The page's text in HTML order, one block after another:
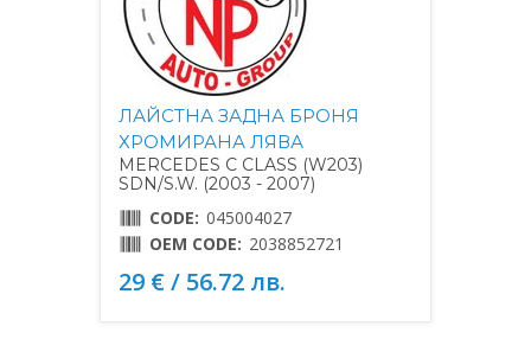
ЛАЙСТНА ЗАДНА БРОНЯ
ХРОМИРАНА ЛЯВА
MERCEDES C CLASS (W203)
SDN/S.W. (2003 - 2007)
CODE: 045004027
OEM CODE: 2038852721
29 € / 56.72 лв.